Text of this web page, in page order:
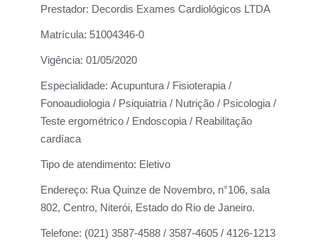
Prestador: Decordis Exames Cardiológicos LTDA
Matrícula: 51004346-0
Vigência: 01/05/2020
Especialidade: Acupuntura / Fisioterapia /
Fonoaudiologia / Psiquiatria / Nutrição / Psicologia /
Teste ergométrico / Endoscopia / Reabilitação
cardíaca
Tipo de atendimento: Eletivo
Endereço: Rua Quinze de Novembro, n°106, sala
802, Centro, Niterói, Estado do Rio de Janeiro.
Telefone: (021) 3587-4588 / 3587-4605 / 4126-1213